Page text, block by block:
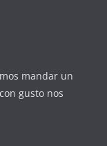
mandar un
gusto nos